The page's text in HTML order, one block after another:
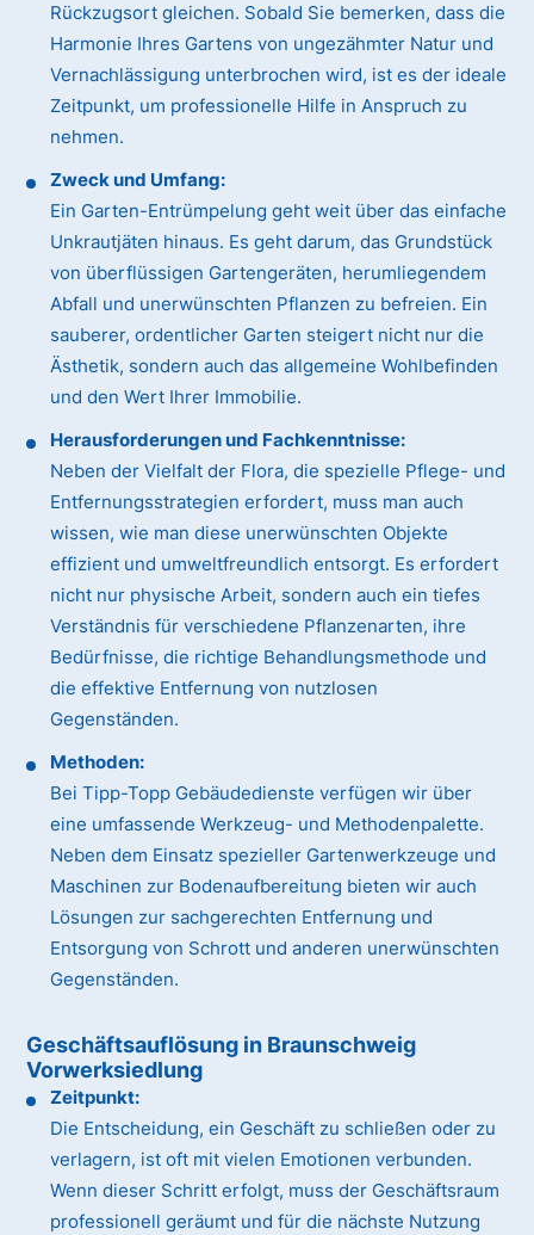
Rückzugsort gleichen. Sobald Sie bemerken, dass die
Harmonie Ihres Gartens von ungezähmter Natur und
Vernachlässigung unterbrochen wird, ist es der ideale
Zeitpunkt, um professionelle Hilfe in Anspruch zu
nehmen.
Zweck und Umfang:
Ein Garten-Entrümpelung geht weit über das einfache
Unkrautjäten hinaus. Es geht darum, das Grundstück
von überflüssigen Gartengeräten, herumliegendem
Abfall und unerwünschten Pflanzen zu befreien. Ein
sauberer, ordentlicher Garten steigert nicht nur die
Ästhetik, sondern auch das allgemeine Wohlbefinden
und den Wert Ihrer Immobilie.
Herausforderungen und Fachkenntnisse:
Neben der Vielfalt der Flora, die spezielle Pflege- und
Entfernungsstrategien erfordert, muss man auch
wissen, wie man diese unerwünschten Objekte
effizient und umweltfreundlich entsorgt. Es erfordert
nicht nur physische Arbeit, sondern auch ein tiefes
Verständnis für verschiedene Pflanzenarten, ihre
Bedürfnisse, die richtige Behandlungsmethode und
die effektive Entfernung von nutzlosen
Gegenständen.
Methoden:
Bei Tipp-Topp Gebäudedienste verfügen wir über
eine umfassende Werkzeug- und Methodenpalette.
Neben dem Einsatz spezieller Gartenwerkzeuge und
Maschinen zur Bodenaufbereitung bieten wir auch
Lösungen zur sachgerechten Entfernung und
Entsorgung von Schrott und anderen unerwünschten
Gegenständen.
Geschäftsauflösung in Braunschweig
Vorwerksiedlung
Zeitpunkt:
Die Entscheidung, ein Geschäft zu schließen oder zu
verlagern, ist oft mit vielen Emotionen verbunden.
Wenn dieser Schritt erfolgt, muss der Geschäftsraum
professionell geräumt und für die nächste Nutzung